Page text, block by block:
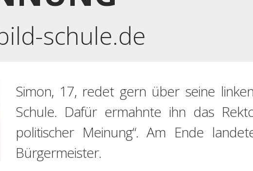
schule.de
Simon, 17, redet gern über seine
Schule. Dafür ermahnte ihn das
politischer Meinung“. Am Ende
Bürgermeister.